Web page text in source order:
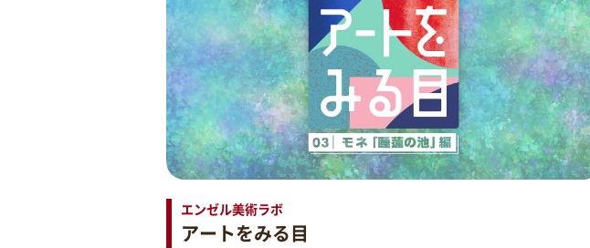
エンゼル美術ラボ
アートをみる目